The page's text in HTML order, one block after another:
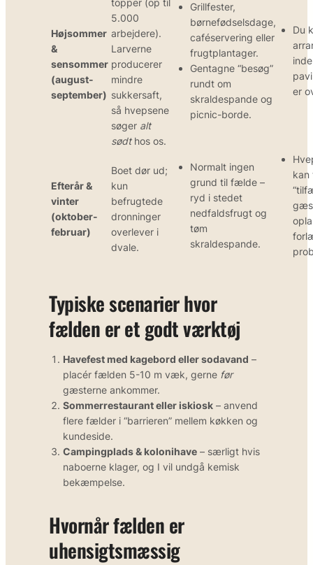
Højsommer
&
sensommer
(august-
september)
5.000
arbejdere).
Larverne
producerer
mindre
sukkersaft,
så hvepsene
søger alt
sødthos os.
Grillfester,
børnefødselsdage,
caféservering eller
frugtplantager.
Gentagne “besøg”
rundt om
skraldespande og
picnic-borde.
Du
er
Efterår &
vinter
(oktober-
februar)
Boet dør ud;
kun
befrugtede
dronninger
overlever i
dvale.
Normalt ingen
grund til fælde –
ryd i stedet
nedfaldsfrugt og
tøm
skraldespande.
Typiske scenarier hvor
fælden er et godt værktøj
Havefest med kagebord eller sodavand –
placér fælden 5-10 m væk, gerne før
gæsterne ankommer.
Sommerrestaurant eller iskiosk – anvend
flere fælder i “barrieren” mellem køkken og
kundeside.
Campingplads & kolonihave – særligt hvis
naboerne klager, og I vil undgå kemisk
bekæmpelse.
Hvornår fælden er
uhensigtsmæssig